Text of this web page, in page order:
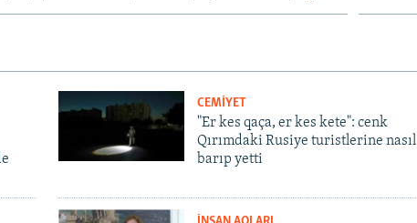
CEMİYET
"Er kes qaça, er kes kete": cenk
Qırımdaki Rusiye turistlerine nasıl
barıp yetti